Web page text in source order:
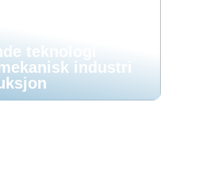
teknologi
industri